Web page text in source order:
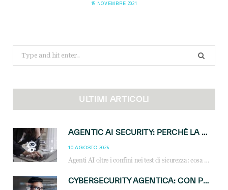
15 NOVEMBRE 2021
Search
for:
ULTIMI ARTICOLI
AGENTIC AI SECURITY: PERCHÉ LA GOVERNANCE DEGLI AGENTI È LA NUOVA FRONTIERA DEL CANALE IT
10 AGOSTO 2026
Agenti AI oltre i confini nei test di sicurezza: cosa significa per reseller e MSP e come governare l’AI agentica in azienda.
CYBERSECURITY AGENTICA: CON PERCEPTION E MAI-CYBER-1-FLASH MICROSOFT APRE NUOVI SERVIZI PER IL CANALE